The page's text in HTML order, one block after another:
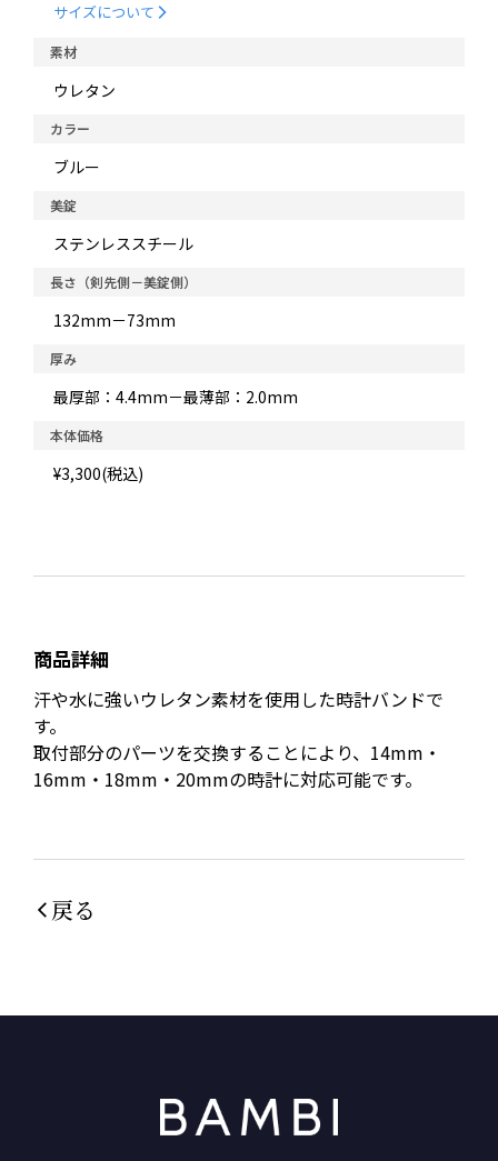
サイズについて
素材
ウレタン
カラー
ブルー
美錠
ステンレススチール
長さ（剣先側－美錠側）
132mm－73mm
厚み
最厚部：4.4mm－最薄部：2.0mm
本体価格
¥3,300(税込)
商品詳細
汗や水に強いウレタン素材を使用した時計バンドで
す。
取付部分のパーツを交換することにより、14mm・
16mm・18mm・20mmの時計に対応可能です。
戻る